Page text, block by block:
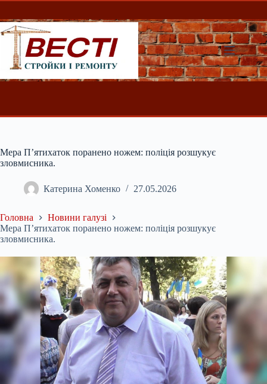
Перейти
вмісту
Мера П’ятихаток поранено ножем: поліція розшукує
зловмисника.
Катерина Хоменко 27.05.2026
Головна
Новини галузі
Мера П’ятихаток поранено ножем: поліція розшукує
зловмисника.